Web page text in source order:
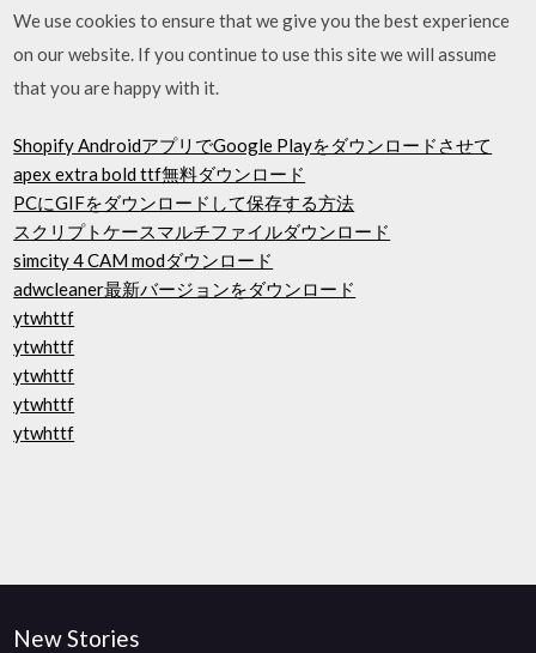
We use cookies to ensure that we give you the best experience
on our website. If you continue to use this site we will assume
that you are happy with it.
Shopify AndroidアプリでGoogle Playをダウンロードさせて
apex extra bold ttf無料ダウンロード
PCにGIFをダウンロードして保存する方法
スクリプトケースマルチファイルダウンロード
simcity 4 CAM modダウンロード
adwcleaner最新バージョンをダウンロード
ytwhttf
ytwhttf
ytwhttf
ytwhttf
ytwhttf
New Stories